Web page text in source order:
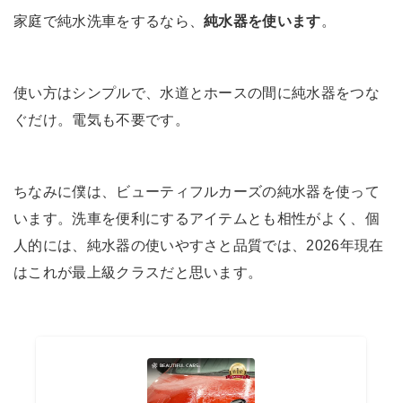
家庭で純水洗車をするなら、純水器を使います。
使い方はシンプルで、水道とホースの間に純水器をつな
ぐだけ。電気も不要です。
ちなみに僕は、ビューティフルカーズの純水器を使って
います。洗車を便利にするアイテムとも相性がよく、個
人的には、純水器の使いやすさと品質では、2026年現在
はこれが最上級クラスだと思います。